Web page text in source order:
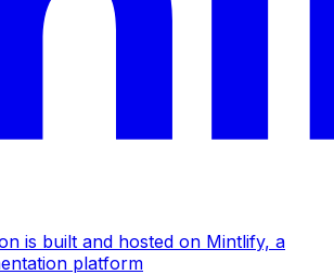
is built and hosted on Mintlify, a
platform